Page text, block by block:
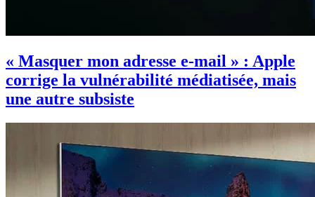
« Masquer mon adresse e-mail » : Apple
corrige la vulnérabilité médiatisée, mais
une autre subsiste